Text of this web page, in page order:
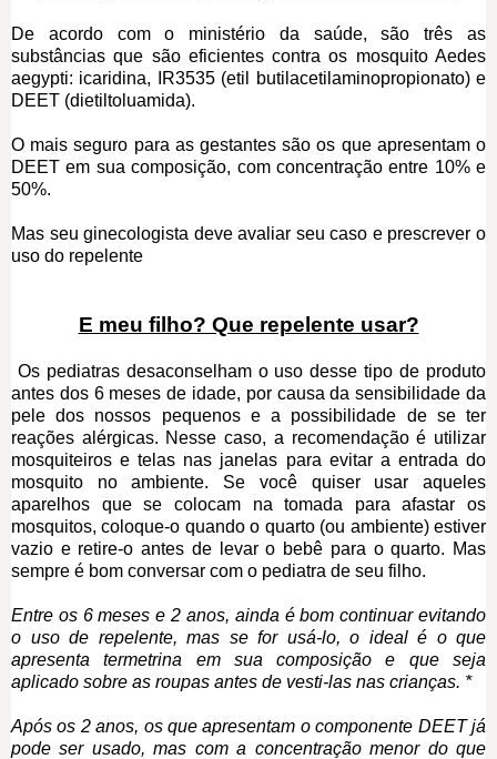
De acordo com o ministério da saúde, são três as
substâncias que são eficientes contra os mosquito Aedes
aegypti: icaridina, IR3535 (etil butilacetilaminopropionato) e
DEET (dietiltoluamida).
O mais seguro para as gestantes são os que apresentam o
DEET em sua composição, com concentração entre 10% e
50%.
Mas seu ginecologista deve avaliar seu caso e prescrever o
uso do repelente
E meu filho? Que repelente usar?
Os pediatras desaconselham o uso desse tipo de produto
antes dos 6 meses de idade, por causa da sensibilidade da
pele dos nossos pequenos e a possibilidade de se ter
reações alérgicas. Nesse caso, a recomendação é utilizar
mosquiteiros e telas nas janelas para evitar a entrada do
mosquito no ambiente. Se você quiser usar aqueles
aparelhos que se colocam na tomada para afastar os
mosquitos, coloque-o quando o quarto (ou ambiente) estiver
vazio e retire-o antes de levar o bebê para o quarto. Mas
sempre é bom conversar com o pediatra de seu filho.
Entre os 6 meses e 2 anos, ainda é bom continuar evitando
o uso de repelente, mas se for usá-lo, o ideal é o que
apresenta termetrina em sua composição e que seja
aplicado sobre as roupas antes de vesti-las nas crianças. *
Após os 2 anos, os que apresentam o componente DEET já
pode ser usado, mas com a concentração menor do que